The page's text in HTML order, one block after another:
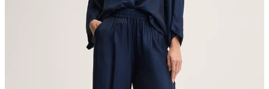
pas de séchage au séchoir
contact@strellson.com